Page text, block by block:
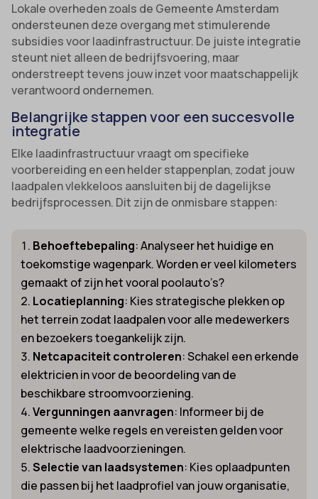
Lokale overheden zoals de Gemeente Amsterdam
ondersteunen deze overgang met stimulerende
subsidies voor laadinfrastructuur. De juiste integratie
steunt niet alleen de bedrijfsvoering, maar
onderstreept tevens jouw inzet voor maatschappelijk
verantwoord ondernemen.
Belangrijke stappen voor een succesvolle
integratie
Elke laadinfrastructuur vraagt om specifieke
voorbereiding en een helder stappenplan, zodat jouw
laadpalen vlekkeloos aansluiten bij de dagelijkse
bedrijfsprocessen. Dit zijn de onmisbare stappen:
Behoeftebepaling: Analyseer het huidige en
toekomstige wagenpark. Worden er veel kilometers
gemaakt of zijn het vooral poolauto’s?
Locatieplanning: Kies strategische plekken op
het terrein zodat laadpalen voor alle medewerkers
en bezoekers toegankelijk zijn.
Netcapaciteit controleren: Schakel een erkende
elektricien in voor de beoordeling van de
beschikbare stroomvoorziening.
Vergunningen aanvragen: Informeer bij de
gemeente welke regels en vereisten gelden voor
elektrische laadvoorzieningen.
Selectie van laadsystemen: Kies oplaadpunten
die passen bij het laadprofiel van jouw organisatie,